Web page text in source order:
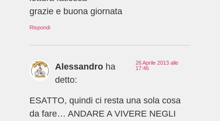
grazie e buona giornata
Rispondi
Alessandro ha
detto:
26 Aprile 2013 alle
17:46
ESATTO, quindi ci resta una sola cosa
da fare… ANDARE A VIVERE NEGLI